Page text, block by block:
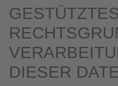
DIESER